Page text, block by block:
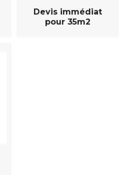
Devis immédiat
pour 35m2